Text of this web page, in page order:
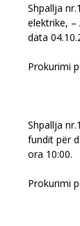
Shpallja
elektrike,
data
Prokurimi
Shpallja
fundit për
ora 10:00.
Prokurimi